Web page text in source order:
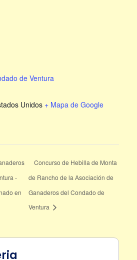
de Ventura
Unidos + Mapa de Google
-
en
Concurso de Hebilla de Monta
de Rancho de la Asociación de
Ganaderos del Condado de
Ventura